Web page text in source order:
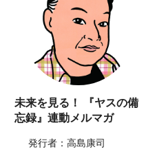
未来を見る！ 『ヤスの備
忘録』連動メルマガ
発行者：高島康司